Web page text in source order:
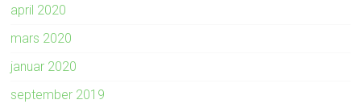
april 2020
mars 2020
januar 2020
september 2019